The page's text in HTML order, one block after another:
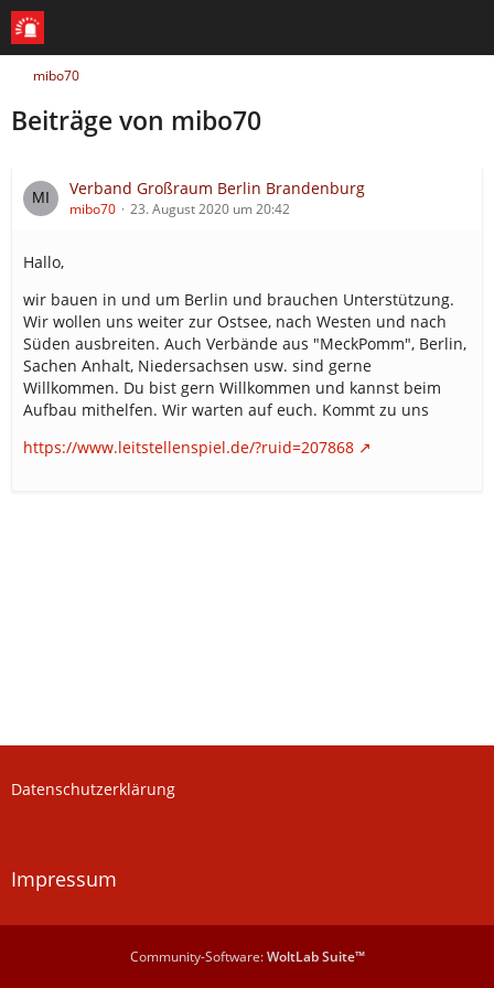
mibo70
Beiträge von mibo70
Verband Großraum Berlin Brandenburg
mibo70 23. August 2020 um 20:42
Hallo,
wir bauen in und um Berlin und brauchen Unterstützung.
Wir wollen uns weiter zur Ostsee, nach Westen und nach
Süden ausbreiten. Auch Verbände aus "MeckPomm", Berlin,
Sachen Anhalt, Niedersachsen usw. sind gerne
Willkommen. Du bist gern Willkommen und kannst beim
Aufbau mithelfen. Wir warten auf euch. Kommt zu uns
https://www.leitstellenspiel.de/?ruid=207868
Datenschutzerklärung
Impressum
Community-Software:WoltLab Suite™